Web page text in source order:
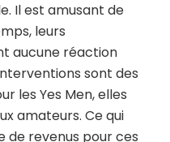
Il est amusant de
leurs
aucune réaction
sont des
les Yes Men, elles
amateurs. Ce qui
de revenus pour ces